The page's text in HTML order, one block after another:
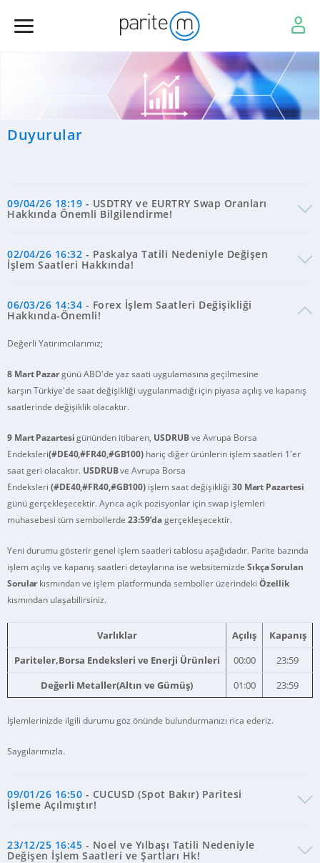
Duyurular
09/04/26 18:19 - USDTRY ve EURTRY Swap Oranları
Hakkında Önemli Bilgilendirme!
02/04/26 16:32 - Paskalya Tatili Nedeniyle Değişen
İşlem Saatleri Hakkında!
06/03/26 14:34 - Forex İşlem Saatleri Değişikliği
Hakkında-Önemli!
Değerli Yatırımcılarımız;
8 Mart Pazargünü ABD'de yaz saati uygulamasına geçilmesine
karşın Türkiye'de saat değişikliği uygulanmadığı için piyasa açılış ve kapanış
saatlerinde değişiklik olacaktır.
9 Mart Pazartesigününden itibaren, USDRUBve Avrupa Borsa
Endeksleri(#DE40,#FR40,#GB100) hariç diğer ürünlerin işlem saatleri 1'er
saat geri olacaktır. USDRUBve Avrupa Borsa
Endeksleri (#DE40,#FR40,#GB100) işlem saat değişikliği 30 Mart Pazartesi
günü gerçekleşecektir. Ayrıca açık pozisyonlar için swap işlemleri
muhasebesi tüm sembollerde 23:59’dagerçekleşecektir.
Yeni durumu gösterir genel işlem saatleri tablosu aşağıdadır. Parite bazında
işlem açılış ve kapanış saatleri detaylarına ise websitemizde Sıkça Sorulan
Sorularkısmından ve işlem platformunda semboller üzerindekiÖzellik
kısmından ulaşabilirsiniz.
Varlıklar Açılış
Kapanış
Pariteler,Borsa Endeksleri ve Enerji Ürünleri
00:00
23:59
Değerli Metaller(Altın ve Gümüş)
01:00 23:59
İşlemlerinizde ilgili durumu göz önünde bulundurmanızı rica ederiz.
Saygılarımızla.
09/01/26 16:50 - CUCUSD (Spot Bakır) Paritesi
İşleme Açılmıştır!
23/12/25 16:45 - Noel ve Yılbaşı Tatili Nedeniyle
Değişen İşlem Saatleri ve Şartları Hk!